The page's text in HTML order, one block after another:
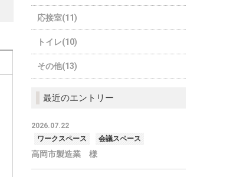
応接室(11)
トイレ(10)
その他(13)
最近のエントリー
2026.07.22
ワークスペース
会議スペース
高岡市製造業 様